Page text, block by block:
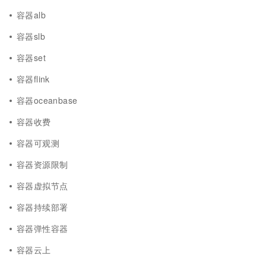
容器alb
容器slb
容器set
容器flink
容器oceanbase
容器收费
容器可观测
容器资源限制
容器虚拟节点
容器持续部署
容器弹性容器
容器云上